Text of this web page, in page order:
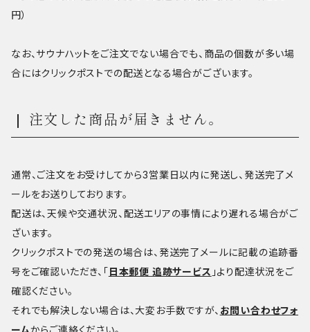
円）
なお、サウナハットをご注文でない場合でも、商品の個数が多い場
合にはクリックポストでの配送となる場合がございます。
注文した商品が届きません。
通常、ご注文をお受けしてから3営業日以内に発送し、発送完了メ
ールをお送りしております。
配送は、天候や交通状況、配送エリアの事情により遅れる場合がご
ざいます。
クリックポストでの発送の場合は、発送完了メールに記載の追跡番
号をご確認いただき、「日本郵便 追跡サービス 」より配達状況をご
確認ください。
それでも解決しない場合は、大変お手数ですが、 お問い合わせフォ
ームからご連絡ください。